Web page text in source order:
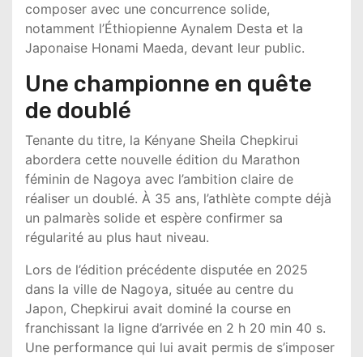
composer avec une concurrence solide,
notamment l’Éthiopienne Aynalem Desta et la
Japonaise Honami Maeda, devant leur public.
Une championne en quête
de doublé
Tenante du titre, la Kényane Sheila Chepkirui
abordera cette nouvelle édition du Marathon
féminin de Nagoya avec l’ambition claire de
réaliser un doublé. À 35 ans, l’athlète compte déjà
un palmarès solide et espère confirmer sa
régularité au plus haut niveau.
Lors de l’édition précédente disputée en 2025
dans la ville de Nagoya, située au centre du
Japon, Chepkirui avait dominé la course en
franchissant la ligne d’arrivée en 2 h 20 min 40 s.
Une performance qui lui avait permis de s’imposer